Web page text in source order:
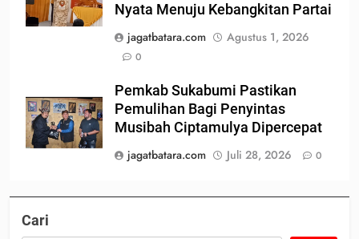
Nyata Menuju Kebangkitan Partai
jagatbatara.com
Agustus 1, 2026
0
Pemkab Sukabumi Pastikan
Pemulihan Bagi Penyintas
Musibah Ciptamulya Dipercepat
jagatbatara.com
Juli 28, 2026 0
Cari